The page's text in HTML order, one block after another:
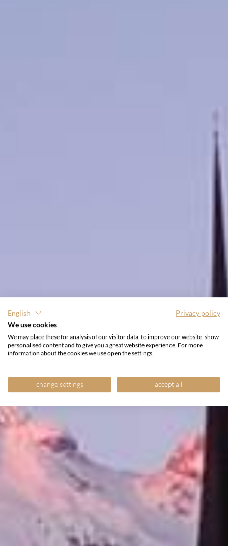
English
Privacy policy
We use cookies
We may place these for analysis of our visitor data, to improve our website, show
personalised content and to give you a great website experience. For more
information about the cookies we use open the settings.
change settings accept all